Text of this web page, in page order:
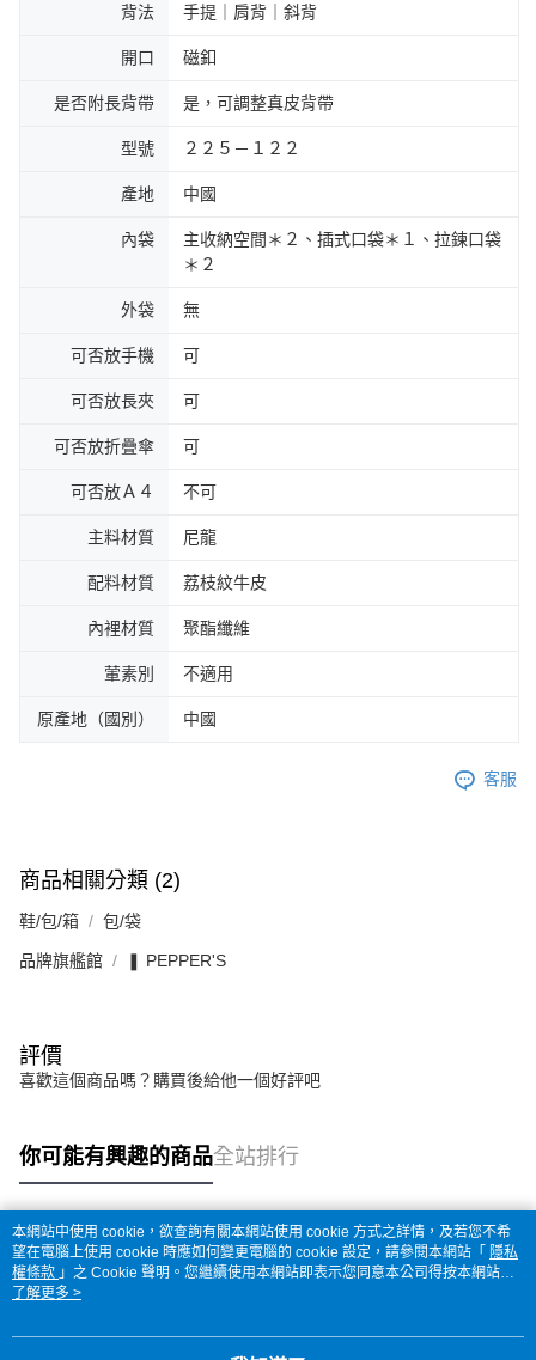
背法 手提｜肩背｜斜背
開口 磁釦
是否附長背帶 是，可調整真皮背帶
型號 ２２５－１２２
產地 中國
內袋
主收納空間＊２、插式口袋＊１、拉鍊口袋
＊２
外袋 無
可否放手機 可
可否放長夾 可
可否放折疊傘 可
可否放Ａ４ 不可
主料材質 尼龍
配料材質 荔枝紋牛皮
內裡材質 聚酯纖維
葷素別 不適用
原產地（國別） 中國
客服
商品相關分類 (2)
鞋/包/箱 包/袋
品牌旗艦館 ❚ PEPPER'S
評價
喜歡這個商品嗎？購買後給他一個好評吧
你可能有興趣的商品全站排行
熱門標籤
本網站中使用 cookie，欲查詢有關本網站使用 cookie 方式之詳情，及若您不希
望在電腦上使用 cookie 時應如何變更電腦的 cookie 設定，請參閱本網站「 隱私
權條款 」之 Cookie 聲明。您繼續使用本網站即表示您同意本公司得按本網站使
用條款之 Cookie 聲明使用 cookie。
了解更多 >